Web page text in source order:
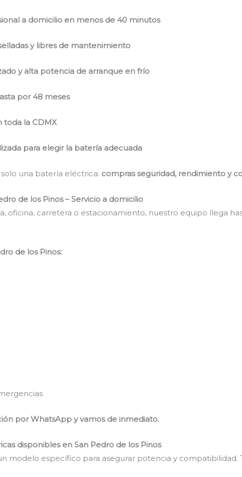
a domicilio en menos de 40 minutos
y libres de mantenimiento
y alta potencia de arranque en frío
por 48 meses
toda la CDMX
para elegir la batería adecuada
una batería eléctrica: compras seguridad, rendimiento y
de los Pinos – Servicio a domicilio
oficina, carretera o estacionamiento, nuestro equipo llega
de los Pinos:
por WhatsApp y vamos de inmediato.
disponibles en San Pedro de los Pinos
modelo específico para asegurar potencia y compatibilidad.